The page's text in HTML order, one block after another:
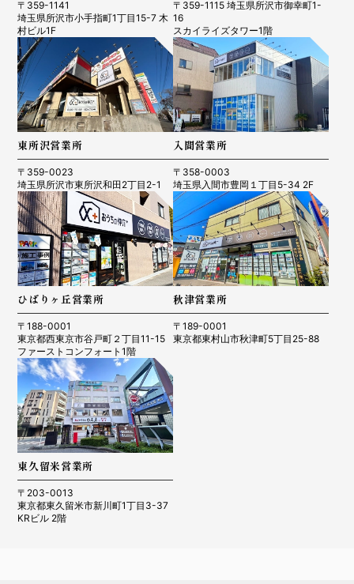
〒359-1141
埼玉県所沢市小手指町1丁目15-7 木
村ビル1F
〒359-1115 埼玉県所沢市御幸町1-
16
スカイライズタワー1階
東所沢営業所
〒359-0023
埼玉県所沢市東所沢和田2丁目2-1
入間営業所
〒358-0003
埼玉県入間市豊岡１丁目5-34 2F
ひばりヶ丘営業所
〒188-0001
東京都西東京市谷戸町２丁目11-15
ファーストコンフォート1階
秋津営業所
〒189-0001
東京都東村山市秋津町5丁目25-88
東久留米営業所
〒203-0013
東京都東久留米市新川町1丁目3-37
KRビル 2階